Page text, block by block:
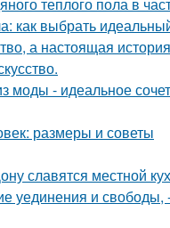
как выбрать
а настоящая
моды - идеальное
размеры и советы
славятся местной
и свободы, -